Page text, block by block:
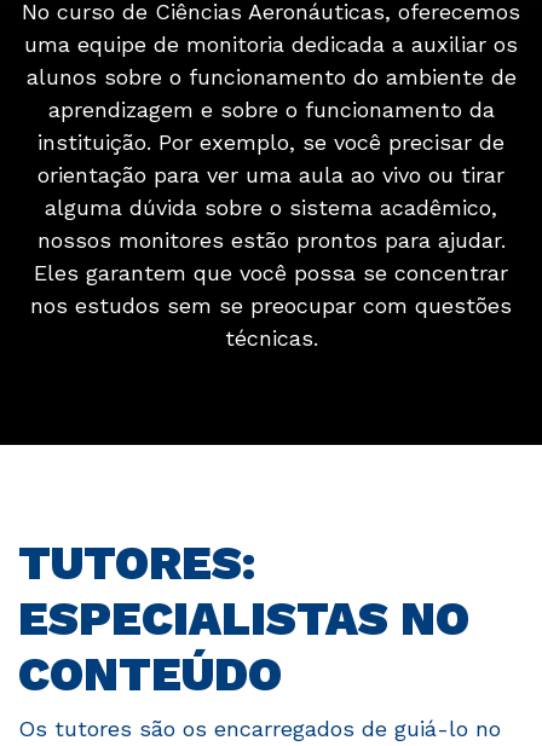
No curso de Ciências Aeronáuticas, oferecemos
uma equipe de monitoria dedicada a auxiliar os
alunos sobre o funcionamento do ambiente de
aprendizagem e sobre o funcionamento da
instituição. Por exemplo, se você precisar de
orientação para ver uma aula ao vivo ou tirar
alguma dúvida sobre o sistema acadêmico,
nossos monitores estão prontos para ajudar.
Eles garantem que você possa se concentrar
nos estudos sem se preocupar com questões
técnicas.
TUTORES:
ESPECIALISTAS NO
CONTEÚDO
Os tutores são os encarregados de guiá-lo no